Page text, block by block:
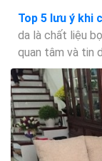
Top 5 lưu ý khi
da là chất liệu
quan tâm và tin